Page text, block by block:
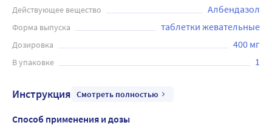
Действующее вещество Албендазол
Форма выпуска таблетки жевательные
Дозировка 400 мг
В упаковке 1
Инструкция Смотреть полностью
Способ применения и дозы